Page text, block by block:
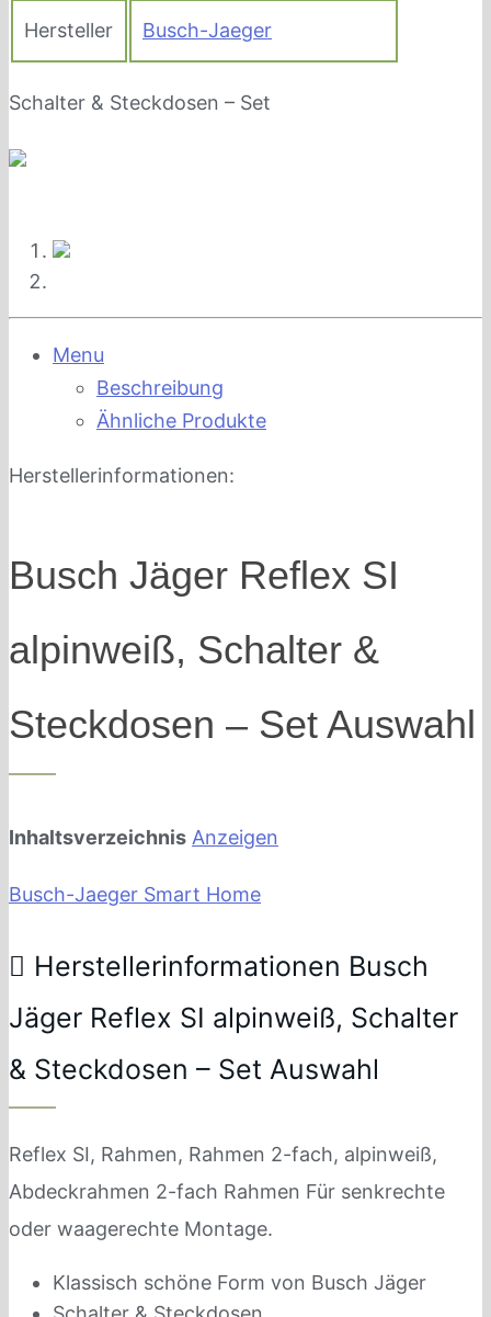
Hersteller Busch-Jaeger
Schalter & Steckdosen – Set
Menu
Beschreibung
Ähnliche Produkte
Herstellerinformationen:
Busch Jäger Reflex SI
alpinweiß, Schalter &
Steckdosen – Set Auswahl
Inhaltsverzeichnis Anzeigen
Busch-Jaeger Smart Home
Herstellerinformationen Busch
Jäger Reflex SI alpinweiß, Schalter
& Steckdosen – Set Auswahl
Reflex SI, Rahmen, Rahmen 2-fach, alpinweiß,
Abdeckrahmen 2-fach Rahmen Für senkrechte
oder waagerechte Montage.
Klassisch schöne Form von Busch Jäger